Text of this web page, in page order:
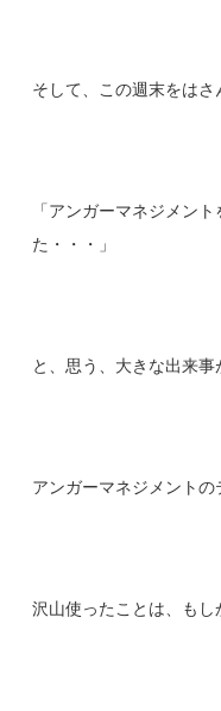
そして、この週末をは
「アンガーマネジメン
た・・・」
と、思う、大きな出来事
アンガーマネジメント
沢山使ったことは、も